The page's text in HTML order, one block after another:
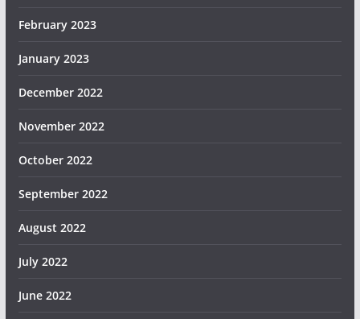
February 2023
January 2023
December 2022
November 2022
October 2022
September 2022
August 2022
July 2022
June 2022